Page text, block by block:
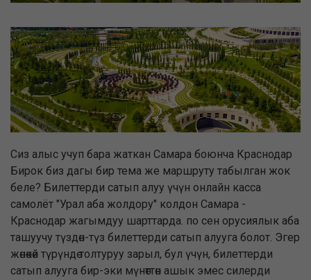
Сиз алыс учуп бара жаткан Самара боюнча Краснодар
Бирок биз дагы бир тема же маршруту табылган жок
беле? Билеттерди сатып алуу үчүн онлайн касса
самолёт "Урал аба жолдору" колдон Самара -
Краснодар жагымдуу шарттарда. по сен орусиялык аба
ташуучу түздөн-түз билеттерди сатып алууга болот. Эгер
жөнөкөй түрүндө толтуруу зарыл, бул үчүн, билеттерди
сатып алууга бир-эки мүнөттөн ашык эмес силерди